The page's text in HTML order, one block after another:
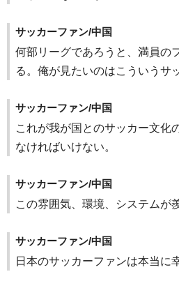
サッカーファン/中国
何部リーグであろうと、満員の
る。俺が見たいのはこういうサ
サッカーファン/中国
これが我が国とのサッカー文化
なければいけない。
サッカーファン/中国
この雰囲気、環境、システムが
サッカーファン/中国
日本のサッカーファンは本当に